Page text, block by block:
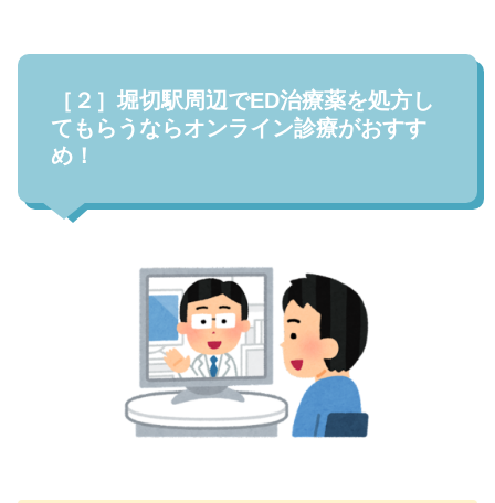
［２］堀切駅周辺でED治療薬を処方し
てもらうならオンライン診療がおすす
め！